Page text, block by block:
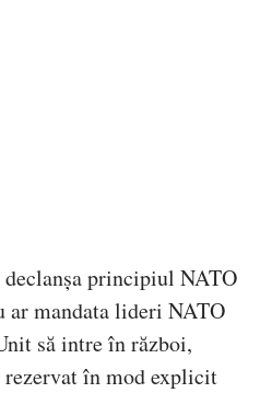
principiul NATO
ar mandata lideri NATO
să intre în război,
rezervat în mod explicit